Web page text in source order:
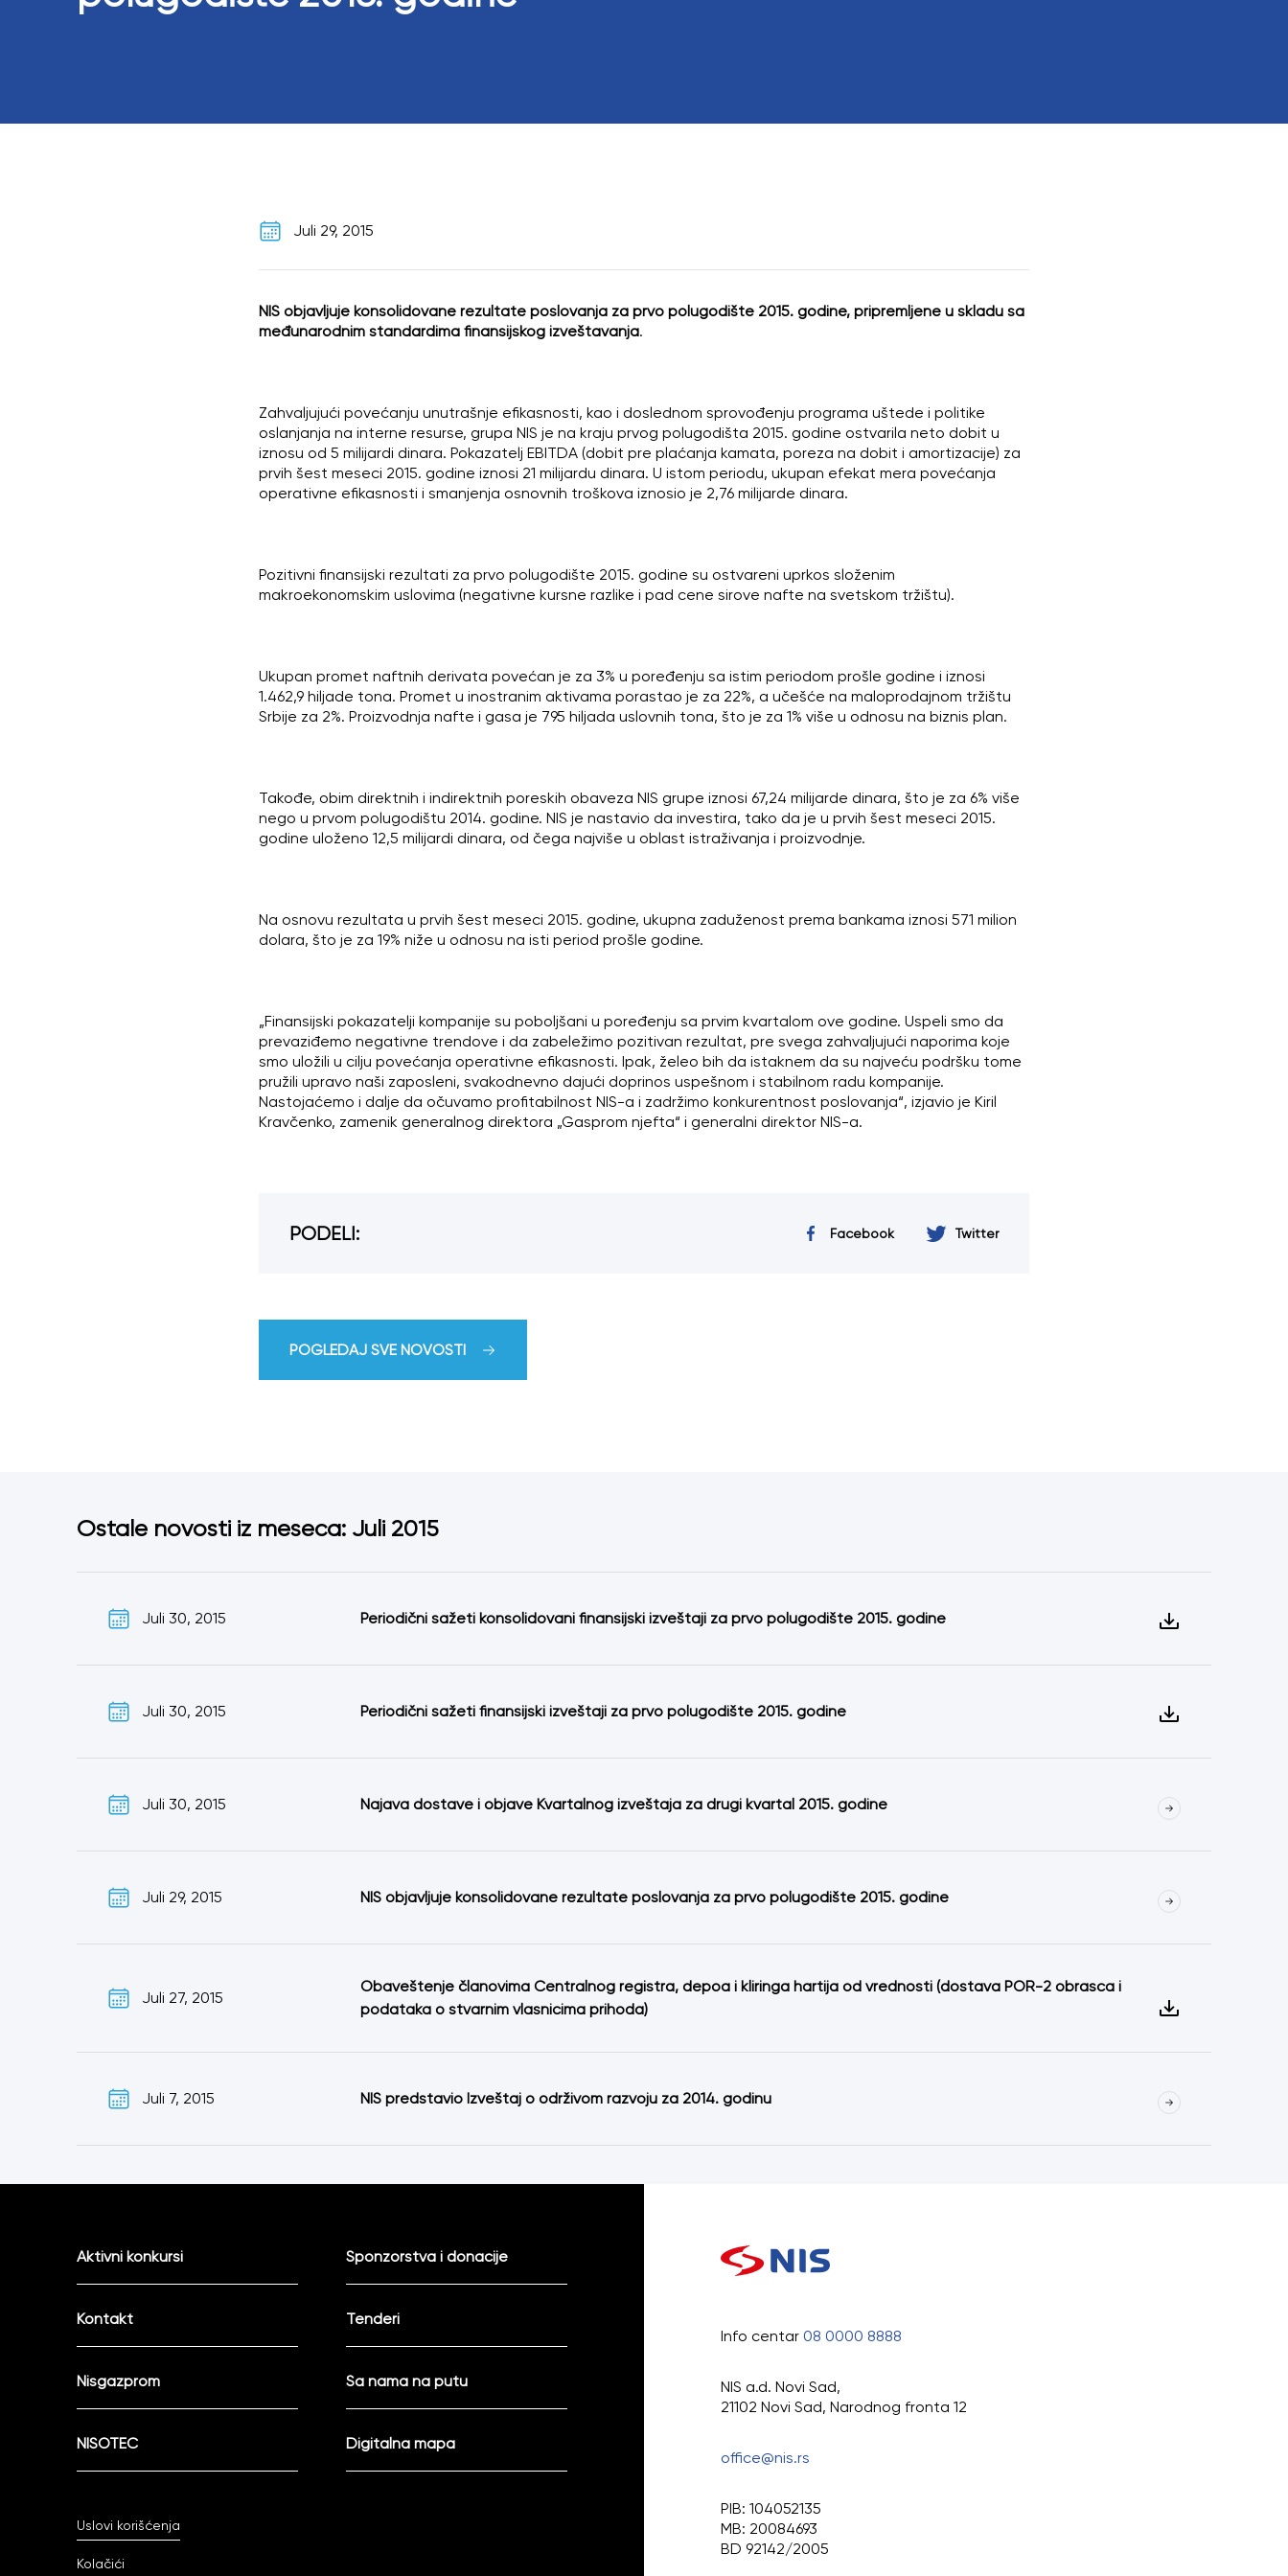
Juli 29, 2015
NIS objavljuje konsolidovane rezultate poslovanja za prvo polugodište 2015. godine, pripremljene u skladu sa
međunarodnim standardima finansijskog izveštavanja.
Zahvaljujući povećanju unutrašnje efikasnosti, kao i doslednom sprovođenju programa uštede i politike
oslanjanja na interne resurse, grupa NIS je na kraju prvog polugodišta 2015. godine ostvarila neto dobit u
iznosu od 5 milijardi dinara. Pokazatelj EBITDA (dobit pre plaćanja kamata, poreza na dobit i amortizacije) za
prvih šest meseci 2015. godine iznosi 21 milijardu dinara. U istom periodu, ukupan efekat mera povećanja
operativne efikasnosti i smanjenja osnovnih troškova iznosio je 2,76 milijarde dinara.
Pozitivni finansijski rezultati za prvo polugodište 2015. godine su ostvareni uprkos složenim
makroekonomskim uslovima (negativne kursne razlike i pad cene sirove nafte na svetskom tržištu).
Ukupan promet naftnih derivata povećan je za 3% u poređenju sa istim periodom prošle godine i iznosi
1.462,9 hiljade tona. Promet u inostranim aktivama porastao je za 22%, a učešće na maloprodajnom tržištu
Srbije za 2%. Proizvodnja nafte i gasa je 795 hiljada uslovnih tona, što je za 1% više u odnosu na biznis plan.
Takođe, obim direktnih i indirektnih poreskih obaveza NIS grupe iznosi 67,24 milijarde dinara, što je za 6% više
nego u prvom polugodištu 2014. godine. NIS je nastavio da investira, tako da je u prvih šest meseci 2015.
godine uloženo 12,5 milijardi dinara, od čega najviše u oblast istraživanja i proizvodnje.
Na osnovu rezultata u prvih šest meseci 2015. godine, ukupna zaduženost prema bankama iznosi 571 milion
dolara, što je za 19% niže u odnosu na isti period prošle godine.
„Finansijski pokazatelji kompanije su poboljšani u poređenju sa prvim kvartalom ove godine. Uspeli smo da
prevaziđemo negativne trendove i da zabeležimo pozitivan rezultat, pre svega zahvaljujući naporima koje
smo uložili u cilju povećanja operativne efikasnosti. Ipak, želeo bih da istaknem da su najveću podršku tome
pružili upravo naši zaposleni, svakodnevno dajući doprinos uspešnom i stabilnom radu kompanije.
Nastojaćemo i dalje da očuvamo profitabilnost NIS-a i zadržimo konkurentnost poslovanja“, izjavio je Kiril
Kravčenko, zamenik generalnog direktora „Gasprom njefta“ i generalni direktor NIS-a.
PODELI: Facebook Twitter
POGLEDAJ SVE NOVOSTI
Ostale novosti iz meseca: Juli 2015
Juli 30, 2015 Periodični sažeti konsolidovani finansijski izveštaji za prvo polugodište 2015. godine
Juli 30, 2015 Periodični sažeti finansijski izveštaji za prvo polugodište 2015. godine
Juli 30, 2015 Najava dostave i objave Kvartalnog izveštaja za drugi kvartal 2015. godine
Juli 29, 2015 NIS objavljuje konsolidovane rezultate poslovanja za prvo polugodište 2015. godine
Juli 27, 2015
Obaveštenje članovima Centralnog registra, depoa i kliringa hartija od vrednosti (dostava POR-2 obrasca i
podataka o stvarnim vlasnicima prihoda)
Juli 7, 2015 NIS predstavio Izveštaj o održivom razvoju za 2014. godinu
Aktivni konkursi Sponzorstva i donacije
Kontakt Tenderi
Nisgazprom Sa nama na putu
NISOTEC Digitalna mapa
Uslovi korišćenja
Kolačići
Info centar 08 0000 8888
NIS a.d. Novi Sad,
21102 Novi Sad, Narodnog fronta 12
office@nis.rs
PIB: 104052135
MB: 20084693
BD 92142/2005